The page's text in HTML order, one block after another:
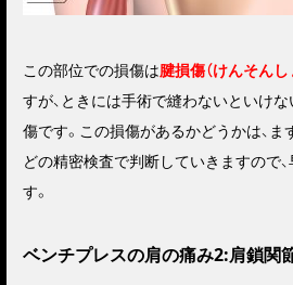
この部位での損傷は腱損傷（けんそんし
すが、ときには手術で縫わないといけ
傷です。この損傷があるかどうかは、
どの精密検査で判断していきますので
す。
ベンチプレスの肩の痛み2:肩鎖関